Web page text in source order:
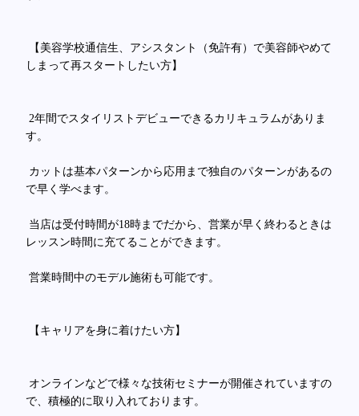
【美容学校通信生、アシスタント（免許有）で美容師やめて
しまって再スタートしたい方】
2年間でスタイリストデビューできるカリキュラムがありま
す。
カットは基本パターンから応用まで独自のパターンがあるの
で早く学べます。
当店は受付時間が18時までだから、営業が早く終わるときは
レッスン時間に充てることができます。
営業時間中のモデル施術も可能です。
【キャリアを身に着けたい方】
オンラインなどで様々な技術セミナーが開催されていますの
で、積極的に取り入れております。